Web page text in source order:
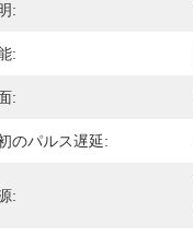
:
:
:
のパルス遅延:
: